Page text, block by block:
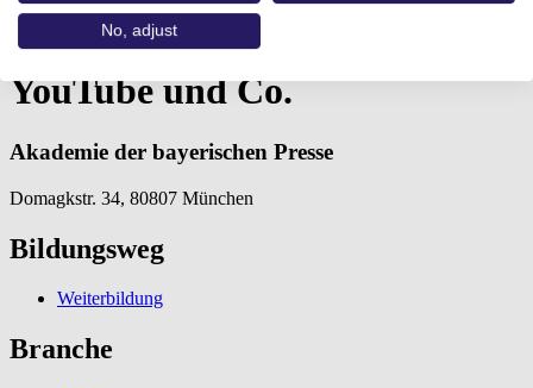
mit Long-Form-Videos für
YouTube und Co.
Akademie der bayerischen Presse
Domagkstr. 34, 80807 München
Bildungsweg
Weiterbildung
Branche
No, adjust